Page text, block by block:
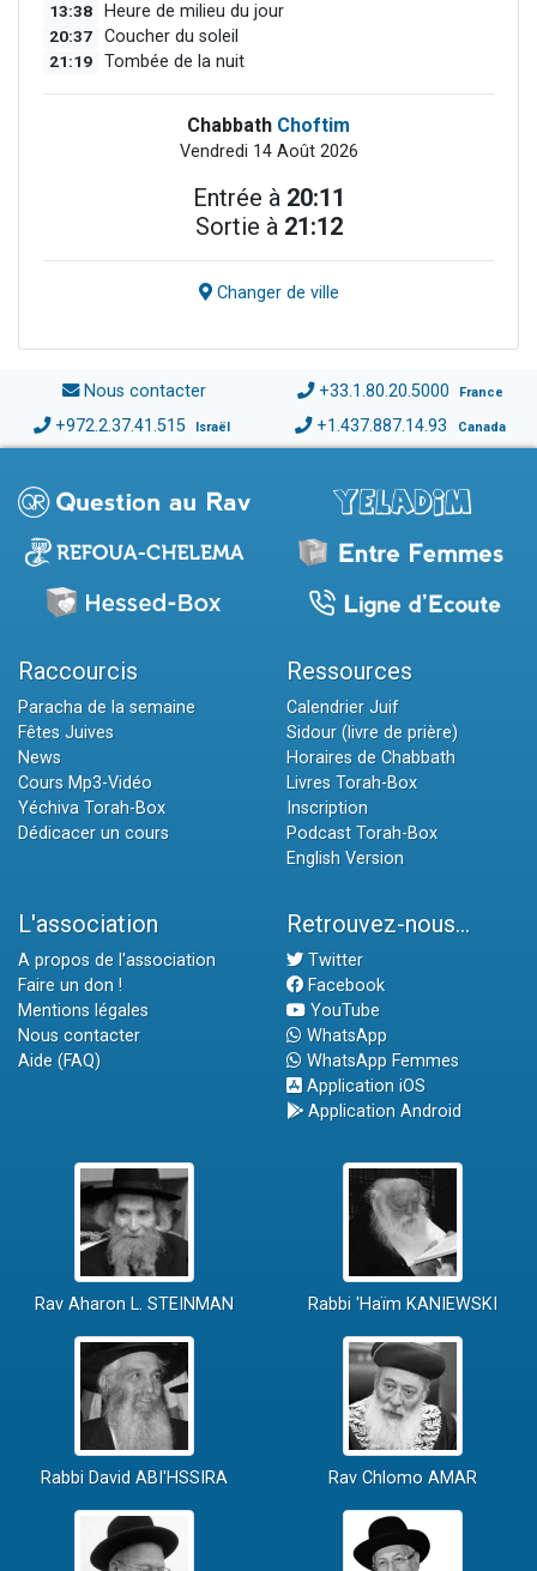
13:38 Heure de milieu du jour
20:37 Coucher du soleil
21:19 Tombée de la nuit
Chabbath Choftim
Vendredi 14 Août 2026
Entrée à 20:11
Sortie à 21:12
Changer de ville
Nous contacter +33.1.80.20.5000 France
+972.2.37.41.515 Israël +1.437.887.14.93 Canada
Raccourcis
Paracha de la semaine
Fêtes Juives
News
Cours Mp3-Vidéo
Yéchiva Torah-Box
Dédicacer un cours
Ressources
Calendrier Juif
Sidour (livre de prière)
Horaires de Chabbath
Livres Torah-Box
Inscription
Podcast Torah-Box
English Version
L'association
A propos de l'association
Faire un don !
Mentions légales
Nous contacter
Aide (FAQ)
Retrouvez-nous...
Twitter
Facebook
YouTube
WhatsApp
WhatsApp Femmes
Application iOS
Application Android
Rav Aharon L. STEINMAN Rabbi 'Haïm KANIEWSKI
Rabbi David ABI'HSSIRA Rav Chlomo AMAR